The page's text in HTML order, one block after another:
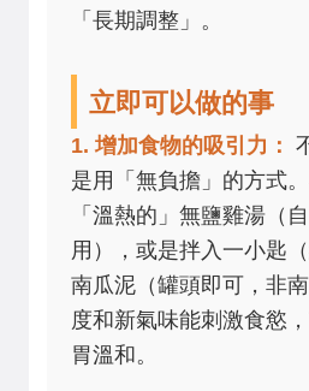
「長期調整」。
立即可以做的事
1. 增加食物的吸引力：
是用「無負擔」的方式
「溫熱的」無鹽雞湯（
用），或是拌入一小匙
南瓜泥（罐頭即可，非
度和新氣味能刺激食慾
胃溫和。